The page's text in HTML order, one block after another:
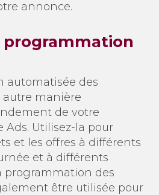
annonce.
programmation
automatisée des
manière
de votre
Ads. Utilisez-la pour
et les offres à différents
et à différents
programmation des
être utilisée pour